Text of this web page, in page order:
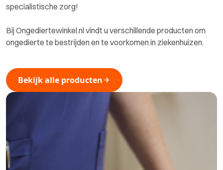
specialistische zorg!
Bij Ongediertewinkel.nl vindt u verschillende producten om
ongedierte te bestrijden en te voorkomen in ziekenhuizen.
Bekijk alle producten